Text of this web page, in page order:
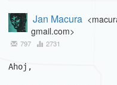
Jan Macura
gmail.com>
797 2731
Ahoj,